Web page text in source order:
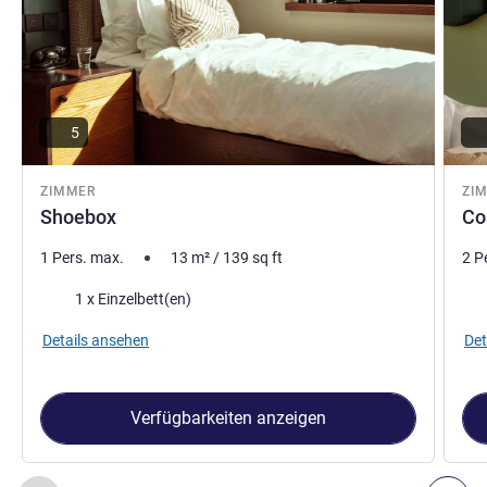
ZIMMER
Shoebox
5
1 Pers. max. 13 m²/ 139 sq ft
Bettwäsche
1 x Einzelbett(en)
Details ansehen
Verfügbarkeiten anzeigen
2